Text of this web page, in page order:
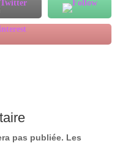
pas publiée. Les